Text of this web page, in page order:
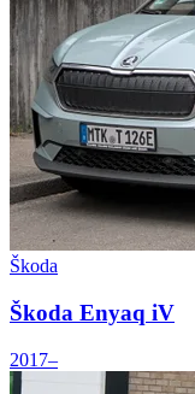
Škoda
Škoda Enyaq iV
2017–